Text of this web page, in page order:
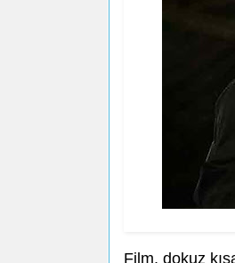
Film, dokuz